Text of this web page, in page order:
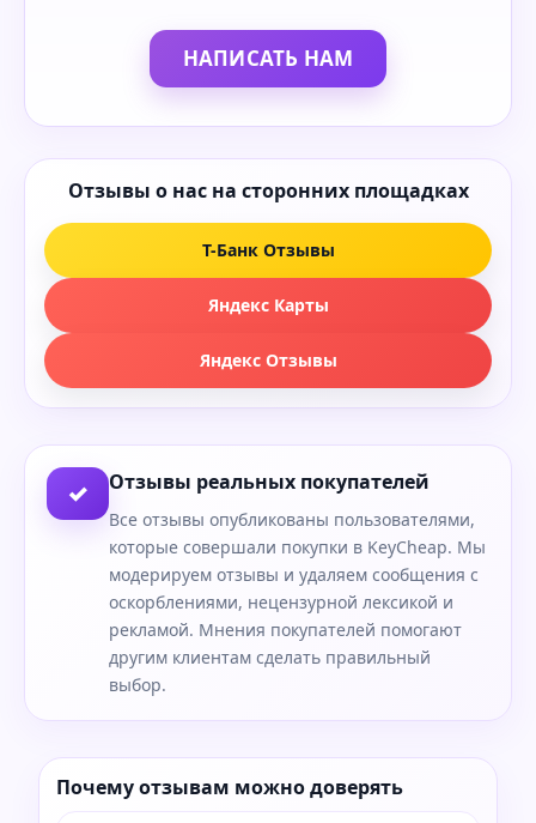
НАПИСАТЬ НАМ
Отзывы о нас на сторонних площадках
Т-Банк Отзывы
Яндекс Карты
Яндекс Отзывы
✓ Отзывы реальных покупателей
Все отзывы опубликованы пользователями,
которые совершали покупки в KeyCheap. Мы
модерируем отзывы и удаляем сообщения с
оскорблениями, нецензурной лексикой и
рекламой. Мнения покупателей помогают
другим клиентам сделать правильный
выбор.
Почему отзывам можно доверять